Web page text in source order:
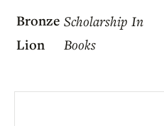
Bronze
Lion
Scholarship In
Books